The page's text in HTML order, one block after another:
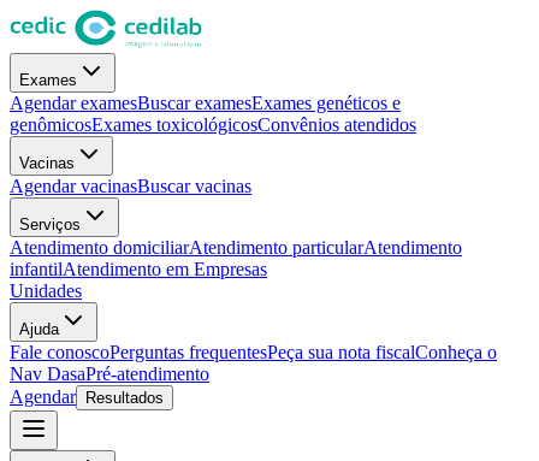
Exames
Agendar examesBuscar examesExames genéticos e
genômicosExames toxicológicosConvênios atendidos
Vacinas
Agendar vacinasBuscar vacinas
Serviços
Atendimento domiciliarAtendimento particularAtendimento
infantilAtendimento em Empresas
Unidades
Ajuda
Fale conoscoPerguntas frequentesPeça sua nota fiscalConheça o
Nav DasaPré-atendimento
Agendar
Resultados